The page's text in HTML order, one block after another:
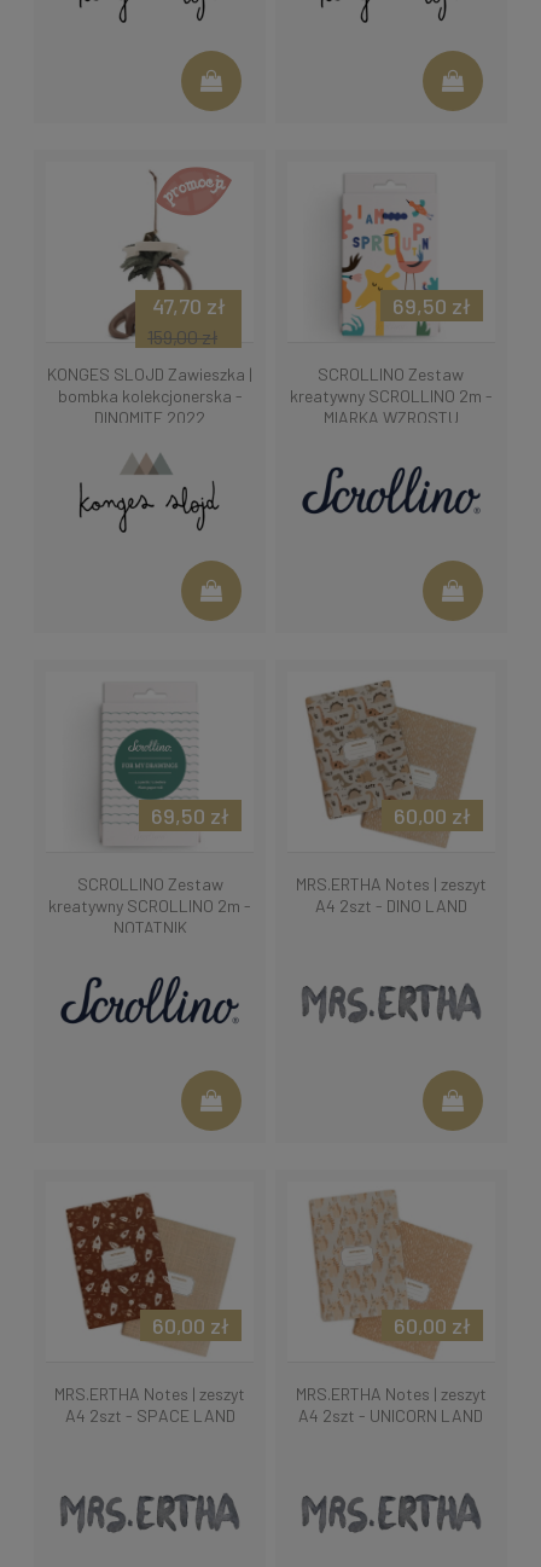
KONGES SLOJD Zawieszka |
bombka kolekcjonerska -
DINOMITE 2022
47,70 zł
159,00 zł
SCROLLINO Zestaw
kreatywny SCROLLINO 2m -
MIARKA WZROSTU
69,50 zł
SCROLLINO Zestaw
kreatywny SCROLLINO 2m -
NOTATNIK
69,50 zł
MRS.ERTHA Notes | zeszyt
A4 2szt - DINO LAND
60,00 zł
MRS.ERTHA Notes | zeszyt
A4 2szt - SPACE LAND
60,00 zł
MRS.ERTHA Notes | zeszyt
A4 2szt - UNICORN LAND
60,00 zł